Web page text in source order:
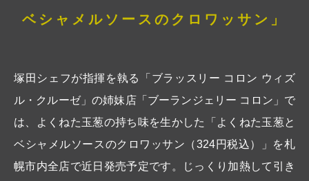
ベシャメルソースのクロワッサン」
塚田シェフが指揮を執る「ブラッスリー コロン ウィズ
ル・クルーゼ」の姉妹店「ブーランジェリー コロン」で
は、よくねた玉葱の持ち味を生かした「よくねた玉葱と
ベシャメルソースのクロワッサン（324円税込）」を札
幌市内全店で近日発売予定です。じっくり加熱して引き